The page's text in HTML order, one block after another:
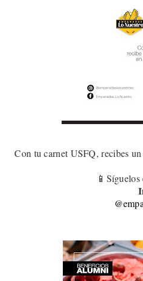
Con tu carnet USFQ, recibes un
📱Síguelos